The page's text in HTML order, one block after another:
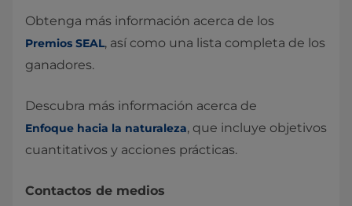
Obtenga más información acerca de los
Premios SEAL, así como una lista completa de los
ganadores.
Descubra más información acerca de
Enfoque hacia la naturaleza, que incluye objetivos
cuantitativos y acciones prácticas.
Contactos de medios